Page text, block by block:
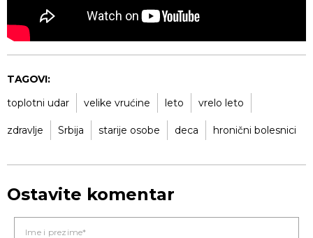
TAGOVI:
toplotni udar
velike vrućine leto vrelo leto
zdravlje Srbija starije osobe deca hronični bolesnici
Ostavite komentar